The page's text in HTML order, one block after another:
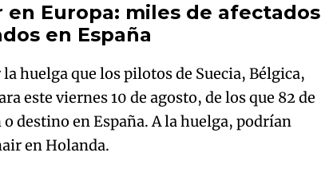
en Europa: miles de afectados
en España
huelga que los pilotos de Suecia, Bélgica,
este viernes 10 de agosto, de los que 82 de
destino en España. A la huelga, podrían
en Holanda.